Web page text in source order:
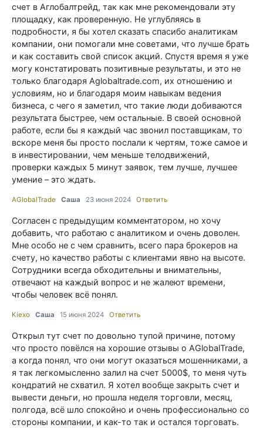
счет в Аглобалтрейд, так как мне рекомендовали эту
площадку, как проверенную. Не углубляясь в
подробности, я бы хотел сказать спасибо аналитикам
компании, они помогали мне советами, что лучше брать
и как составить свой список акций. Спустя время я уже
могу констатировать позитивные результаты, и это не
только благодаря Aglobaltrade.com, их отношению и
условиям, но и благодаря моим навыкам ведения
бизнеса, с чего я заметил, что такие люди добиваются
результата быстрее, чем остальные. В своей основной
работе, если бы я каждый час звонил поставщикам, то
вскоре меня бы просто послали к чертям, тоже самое и
в инвестировании, чем меньше телодвижений,
проверки каждых 5 минут заявок, тем лучше, лучшее
умение – это ждать.
AGlobalTrade Саша 23 июня 2024 Ответить
Согласен с предыдущим комментатором, но хочу
добавить, что работаю с аналитиком и очень доволен.
Мне особо не с чем сравнить, всего пара брокеров на
счету, но качество работы с клиентами явно на высоте.
Сотрудники всегда обходительны и внимательны,
отвечают на каждый вопрос и не жалеют времени,
чтобы человек всё понял.
Kiexo Саша 15 июня 2024 Ответить
Открыл тут счет по довольно тупой причине, потому
что просто повёлся на хорошие отзывы о AGlobalTrade,
а когда понял, что они могут оказаться мошенниками, а
я так легкомысленно залил на счет 5000$, то меня чуть
кондратий не схватил. Я хотел вообще закрыть счет и
вывести деньги, но прошла неделя торговли, месяц,
полгода, всё шло спокойно и очень профессионально со
стороны компании, и как-то так и остался торговать.